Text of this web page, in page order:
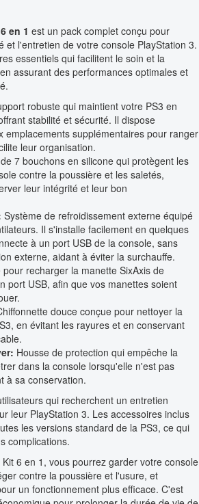
en 1 est un pack complet conçu pour
et l'entretien de votre console PlayStation 3.
essentiels qui facilitent le soin et la
assurant des performances optimales et
robuste qui maintient votre PS3 en
stabilité et sécurité. Il dispose
emplacements supplémentaires pour ranger
leur organisation.
7 bouchons en silicone qui protègent les
contre la poussière et les saletés,
leur intégrité et leur bon
Système de refroidissement externe équipé
Il s'installe facilement en quelques
à un port USB de la console, sans
externe, aidant à éviter la surchauffe.
pour recharger la manette SixAxis de
port USB, afin que vos manettes soient
douce conçue pour nettoyer la
en évitant les rayures et en conservant
Housse de protection qui empêche la
dans la console lorsqu'elle n'est pas
à sa conservation.
qui recherchent un entretien
leur PlayStation 3. Les accessoires inclus
les versions standard de la PS3, ce qui
complications.
6 en 1, vous pourrez garder votre console
contre la poussière et l'usure, et
un fonctionnement plus efficace. C'est